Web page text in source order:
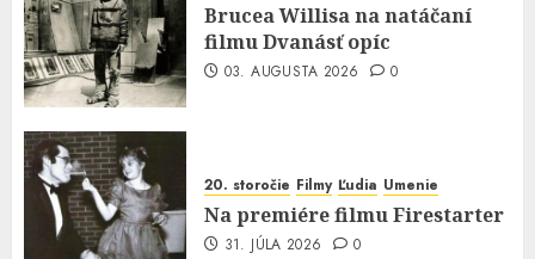
Brucea Willisa na natáčaní
filmu Dvanásť opíc
03. AUGUSTA 2026 0
20. storočie Filmy Ľudia Umenie
Na premiére filmu Firestarter
31. JÚLA 2026 0